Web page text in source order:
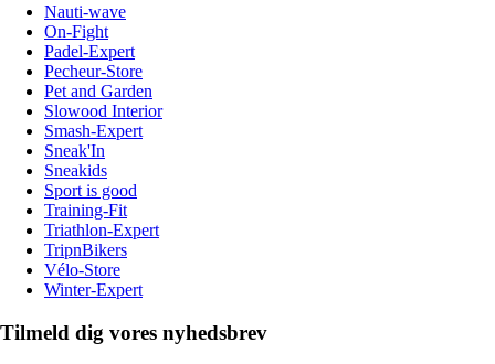
Nauti-wave
On-Fight
Padel-Expert
Pecheur-Store
Pet and Garden
Slowood Interior
Smash-Expert
Sneak'In
Sneakids
Sport is good
Training-Fit
Triathlon-Expert
TripnBikers
Vélo-Store
Winter-Expert
Tilmeld dig vores nyhedsbrev